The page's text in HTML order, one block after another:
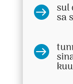
 sul
sa
